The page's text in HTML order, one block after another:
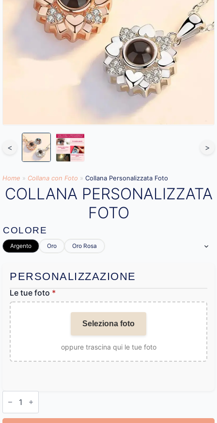
< >
Home » Collana con Foto » Collana Personalizzata Foto
COLLANA PERSONALIZZATA
FOTO
COLORE
Argento Oro Oro Rosa
PERSONALIZZAZIONE
Le tue foto *
Seleziona foto
oppure trascina qui le tue foto
Collana
Personalizzata
quantità